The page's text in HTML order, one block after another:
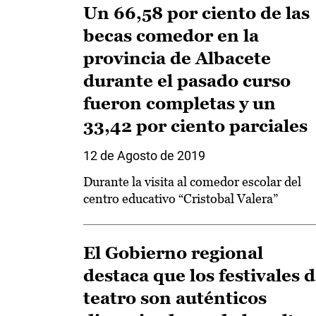
Un 66,58 por ciento de las
becas comedor en la
provincia de Albacete
durante el pasado curso
fueron completas y un
33,42 por ciento parciales
12 de Agosto de 2019
Durante la visita al comedor escolar del
centro educativo “Cristobal Valera”
El Gobierno regional
destaca que los festivales
teatro son auténticos